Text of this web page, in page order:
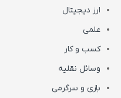
ارز دیجیتال
علمی
کسب و کار
وسائل نقلیه
بازی و سرگرمی